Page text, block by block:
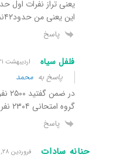
یعنی تراز نفرات اول
این یعنی من حدود۴۲نمره از ۵۰نمره سنجش رو میگیرم؟!!!!!
پاسخ
فلفل سیاه اردیبهشت ۲۱, ۱۴۰۵ ۷:۴۸ ق٫ظ
پاسخ به محمد
در
گروه امتحانی ۲۳۰۴ نفر بوده( باتعجب فراوان)
پاسخ
حنانه سادات فروردین ۲۸, ۱۴۰۵ ۱۱:۱۹ ب٫ظ